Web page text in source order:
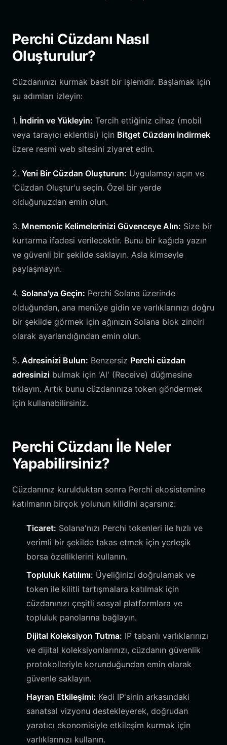
Perchi Cüzdanı Nasıl
Oluşturulur?
Cüzdanınızı kurmak basit bir işlemdir. Başlamak için
şu adımları izleyin:
1. İndirin ve Yükleyin: Tercih ettiğiniz cihaz (mobil
veya tarayıcı eklentisi) için Bitget Cüzdanı indirmek
üzere resmi web sitesini ziyaret edin.
2. Yeni Bir Cüzdan Oluşturun: Uygulamayı açın ve
'Cüzdan Oluştur'u seçin. Özel bir yerde
olduğunuzdan emin olun.
3. Mnemonic Kelimelerinizi Güvenceye Alın: Size bir
kurtarma ifadesi verilecektir. Bunu bir kağıda yazın
ve güvenli bir şekilde saklayın. Asla kimseyle
paylaşmayın.
4. Solana'ya Geçin: Perchi Solana üzerinde
olduğundan, ana menüye gidin ve varlıklarınızı doğru
bir şekilde görmek için ağınızın Solana blok zinciri
olarak ayarlandığından emin olun.
5. Adresinizi Bulun: Benzersiz Perchi cüzdan
adresinizi bulmak için 'Al' (Receive) düğmesine
tıklayın. Artık bunu cüzdanınıza token göndermek
için kullanabilirsiniz.
Perchi Cüzdanı İle Neler
Yapabilirsiniz?
Cüzdanınız kurulduktan sonra Perchi ekosistemine
katılmanın birçok yolunun kilidini açarsınız:
Ticaret: Solana'nızı Perchi tokenleri ile hızlı ve
verimli bir şekilde takas etmek için yerleşik
borsa özelliklerini kullanın.
Topluluk Katılımı: Üyeliğinizi doğrulamak ve
token ile kilitli tartışmalara katılmak için
cüzdanınızı çeşitli sosyal platformlara ve
topluluk panolarına bağlayın.
Dijital Koleksiyon Tutma: IP tabanlı varlıklarınızı
ve dijital koleksiyonlarınızı, cüzdanın güvenlik
protokolleriyle korunduğundan emin olarak
güvenle saklayın.
Hayran Etkileşimi: Kedi IP'sinin arkasındaki
sanatsal vizyonu destekleyerek, doğrudan
yaratıcı ekonomisiyle etkileşim kurmak için
varlıklarınızı kullanın.